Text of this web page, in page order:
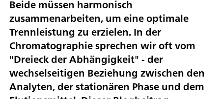
Beide müssen harmonisch
zusammenarbeiten, um eine optimale
Trennleistung zu erzielen. In der
Chromatographie sprechen wir oft vom
"Dreieck der Abhängigkeit" - der
wechselseitigen Beziehung zwischen den
Analyten, der stationären Phase und dem